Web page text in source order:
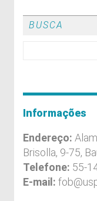
BUSCA
Informações
Endereço:
Brisolla, 9-75,
Telefone: 55-
E-mail: